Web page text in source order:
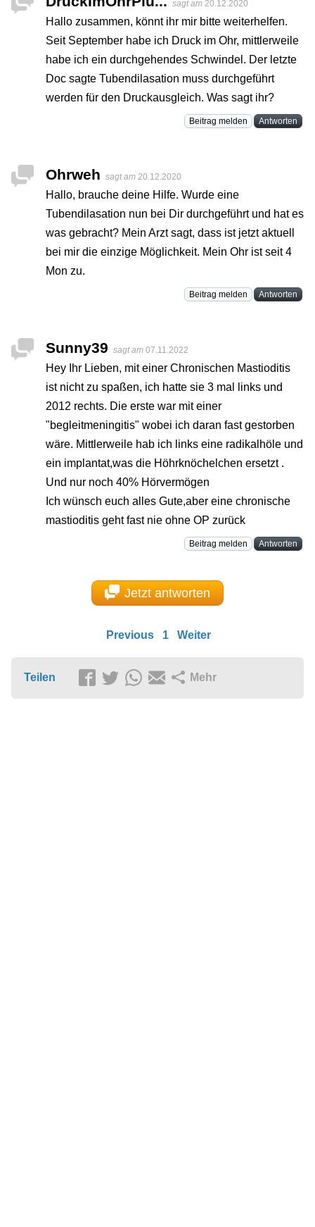
sagt am 20.12.2020
Hallo zusammen, könnt ihr mir bitte weiterhelfen.
Seit September habe ich Druck im Ohr, mittlerweile
habe ich ein durchgehendes Schwindel. Der letzte
Doc sagte Tubendilasation muss durchgeführt
werden für den Druckausgleich. Was sagt ihr?
Beitrag melden Antworten
Ohrweh sagt am 20.12.2020
Hallo, brauche deine Hilfe. Wurde eine
Tubendilasation nun bei Dir durchgeführt und hat es
was gebracht? Mein Arzt sagt, dass ist jetzt aktuell
bei mir die einzige Möglichkeit. Mein Ohr ist seit 4
Mon zu.
Beitrag melden Antworten
Sunny39 sagt am 07.11.2022
Hey Ihr Lieben, mit einer Chronischen Mastioditis
ist nicht zu spaßen, ich hatte sie 3 mal links und
2012 rechts. Die erste war mit einer
"begleitmeningitis" wobei ich daran fast gestorben
wäre. Mittlerweile hab ich links eine radikalhöle und
ein implantat,was die Höhrknöchelchen ersetzt .
Und nur noch 40% Hörvermögen
Ich wünsch euch alles Gute,aber eine chronische
mastioditis geht fast nie ohne OP zurück
Beitrag melden Antworten
Jetzt antworten
Previous 1 Weiter
Teilen Mehr